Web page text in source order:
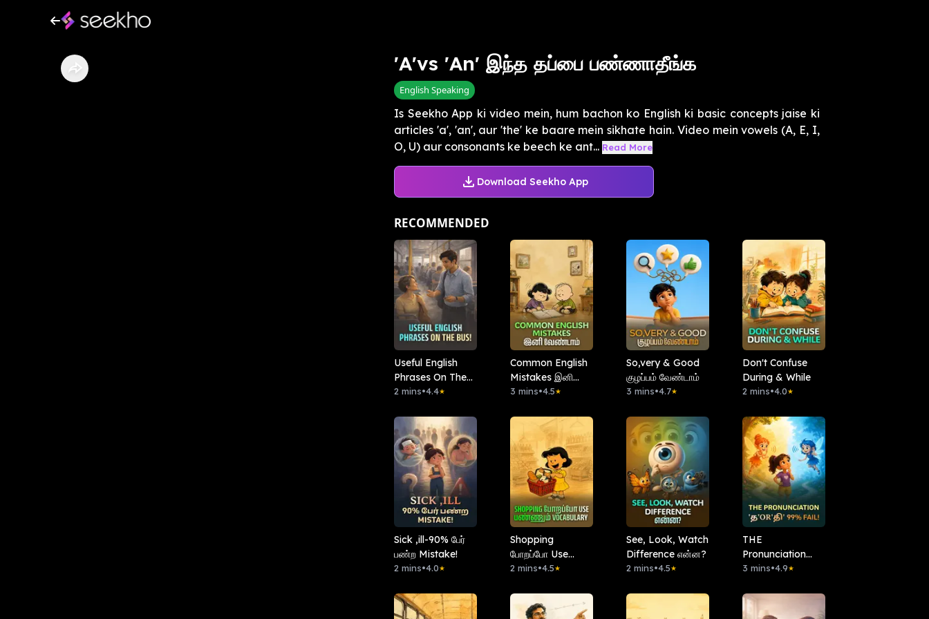
'A'vs 'An' இந்த தப்பை பண்ணாதீங்க
English Speaking
Is Seekho App ki video mein, hum bachon ko English ki basic concepts jaise ki
articles 'a', 'an', aur 'the' ke baare mein sikhate hain. Video mein vowels (A, E, I,
O, U) aur consonants ke beech ke ant... Read More
Download Seekho App
RECOMMENDED
Useful English
Phrases On The
Bus!
2 mins•4.4★
Common English
Mistakes இனி
வேண்டாம்
3 mins•4.5★
So,very & Good
குழப்பம் வேண்டாம்
3 mins•4.7★
Don't Confuse
During & While
2 mins•4.0★
Sick ,ill-90% பேர்
பண்ற Mistake!
2 mins•4.0★
Shopping
போறப்போ Use
பண்ணும்
2 mins•4.5★
See, Look, Watch
Difference என்ன?
2 mins•4.5★
THE
Pronunciation
'த'or'தி' 99% Fail!
3 mins•4.9★